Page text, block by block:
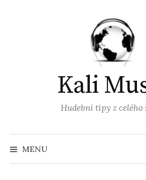
Kali
Hudební tipy z celého
MENU